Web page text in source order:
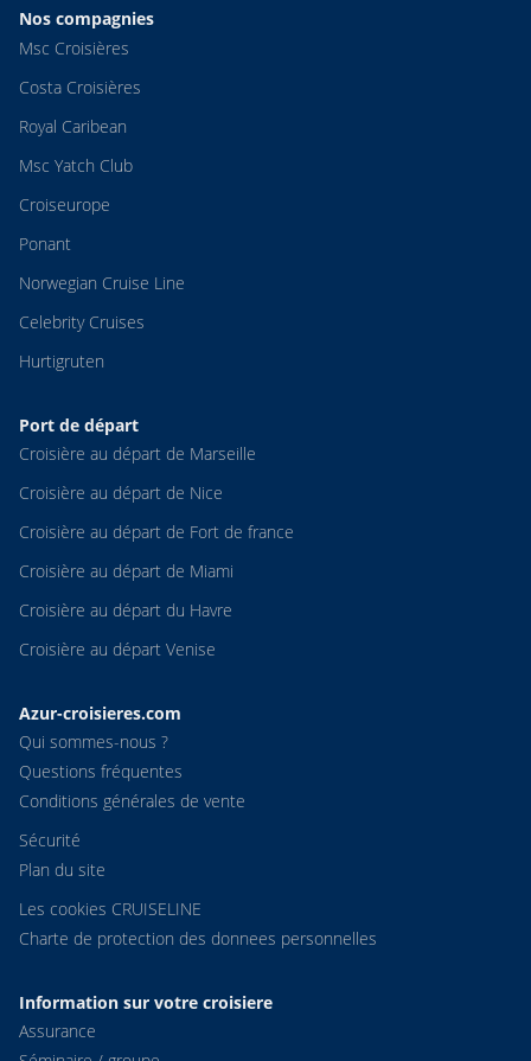
Nos compagnies
Msc Croisières
Costa Croisières
Royal Caribean
Msc Yatch Club
Croiseurope
Ponant
Norwegian Cruise Line
Celebrity Cruises
Hurtigruten
Port de départ
Croisière au départ de Marseille
Croisière au départ de Nice
Croisière au départ de Fort de france
Croisière au départ de Miami
Croisière au départ du Havre
Croisière au départ Venise
Azur-croisieres.com
Qui sommes-nous ?
Questions fréquentes
Conditions générales de vente
Sécurité
Plan du site
Les cookies CRUISELINE
Charte de protection des donnees personnelles
Information sur votre croisiere
Assurance